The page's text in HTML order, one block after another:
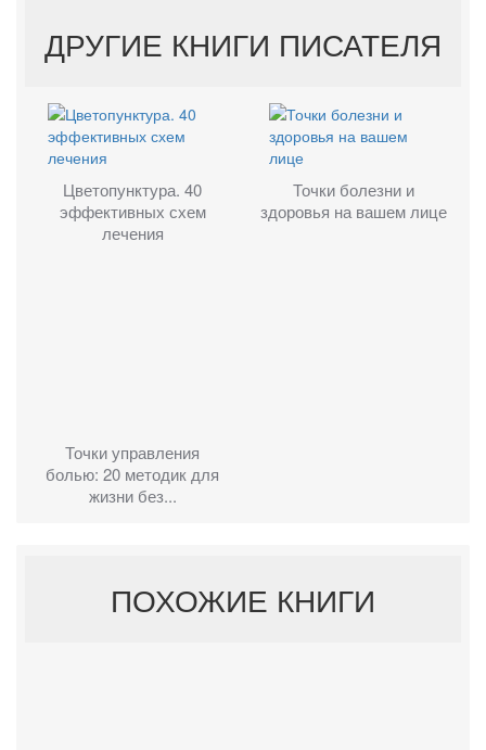
ДРУГИЕ КНИГИ ПИСАТЕЛЯ
Цветопунктура. 40
эффективных схем
лечения
Точки болезни и
здоровья на вашем лице
Точки управления
болью: 20 методик для
жизни без...
ПОХОЖИЕ КНИГИ